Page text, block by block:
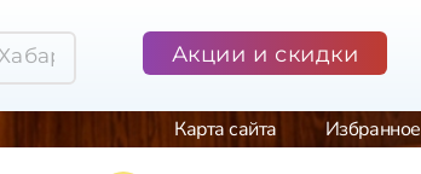
Акции и скидки
Карта сайта Избранное